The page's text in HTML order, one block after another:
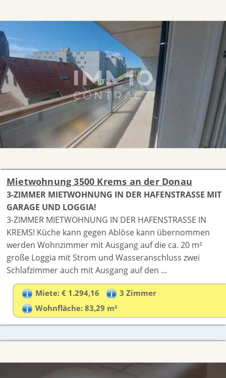
Mietwohnung 3500 Krems an der Donau
3-ZIMMER MIETWOHNUNG IN DER HAFENSTRASSE MIT
GARAGE UND LOGGIA!
3-ZIMMER MIETWOHNUNG IN DER HAFENSTRASSE IN
KREMS! Küche kann gegen Ablöse kann übernommen
werden Wohnzimmer mit Ausgang auf die ca. 20 m²
große Loggia mit Strom und Wasseranschluss zwei
Schlafzimmer auch mit Ausgang auf den ...
Miete: € 1.294,16
3 Zimmer
Wohnfläche: 83,29 m²